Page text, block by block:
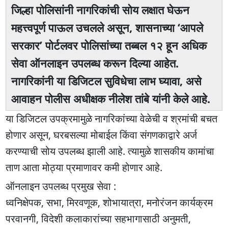
जिल्हा पोलिसांनी नागरिकांची सोय लक्षात घेऊन
महत्त्वपूर्ण पाऊल उचलले असून, शासनाच्या ‘आपले
सरकार’ पोर्टलवर पोलिसांच्या तब्बल १२ हून अधिक
सेवा ऑनलाइन उपलब्ध करून दिल्या आहेत.
नागरिकांनी या डिजिटल सुविधेचा लाभ घ्यावा, असे
आवाहन पोलीस अधीक्षक नीलेश तांबे यांनी केले आहे.
या डिजिटल उपक्रमामुळे नागरिकांच्या वेळेची व श्रमांची बचत
होणार असून, घरबसल्या मोबाईल किंवा संगणकाद्वारे अर्ज
करण्याची सोय उपलब्ध झाली आहे. त्यामुळे शासकीय कामांचा
ताण आता मोठ्या प्रमाणावर कमी होणार आहे.
ऑनलाइन उपलब्ध प्रमुख सेवा :
ध्वनिक्षेपक, सभा, मिरवणूक, शोभायात्रा, मनोरंजन कार्यक्रम
परवानगी, विदेशी कलाकारांच्या सहभागासाठी अनुमती,